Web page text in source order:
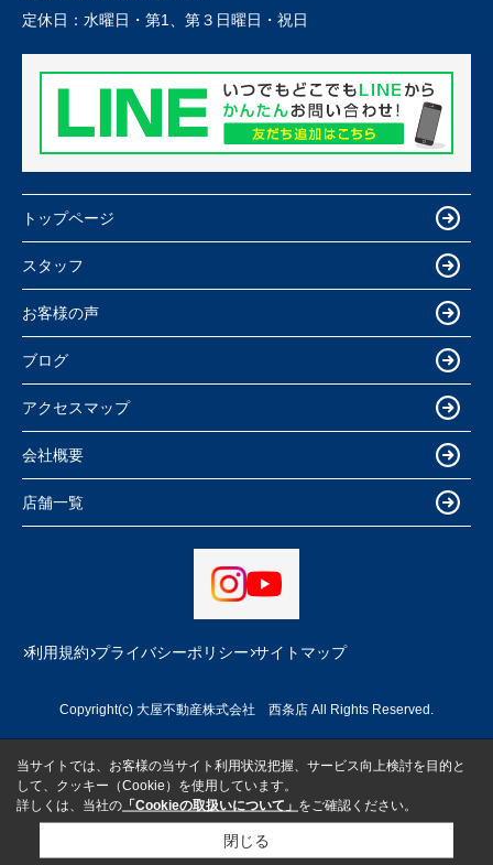
定休日： 水曜日・第1、第３日曜日・祝日
トップページ
スタッフ
お客様の声
ブログ
アクセスマップ
会社概要
店舗一覧
利用規約 プライバシーポリシー サイトマップ
Copyright(c) 大屋不動産株式会社 西条店 All Rights Reserved.
当サイトでは、お客様の当サイト利用状況把握、サービス向上検討を目的と
して、クッキー（Cookie）を使用しています。
詳しくは、当社の 「Cookieの取扱いについて」 をご確認ください。
閉じる